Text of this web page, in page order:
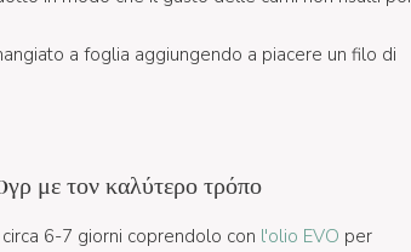
a foglia aggiungendo a piacere un filo di
με τον καλύτερο τρόπο
6-7 giorni coprendolo con l'olio EVO per